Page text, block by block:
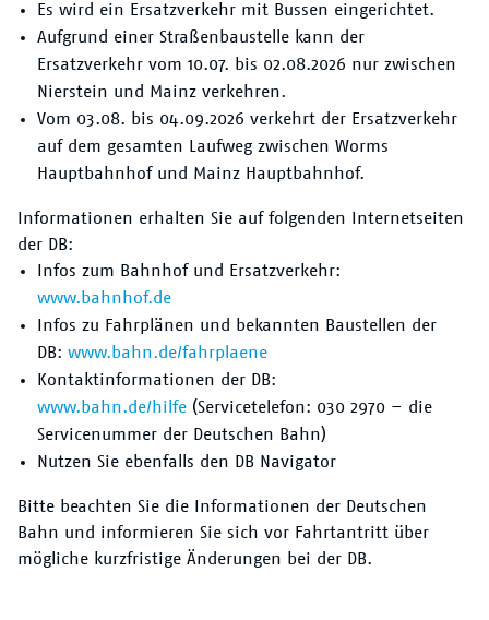
Es wird ein Ersatzverkehr mit Bussen eingerichtet.
Aufgrund einer Straßenbaustelle kann der
Ersatzverkehr vom 10.07. bis 02.08.2026 nur zwischen
Nierstein und Mainz verkehren.
Vom 03.08. bis 04.09.2026 verkehrt der Ersatzverkehr
auf dem gesamten Laufweg zwischen Worms
Hauptbahnhof und Mainz Hauptbahnhof.
Informationen erhalten Sie auf folgenden Internetseiten
der DB:
Infos zum Bahnhof und Ersatzverkehr:
www.bahnhof.de
Infos zu Fahrplänen und bekannten Baustellen der
DB: www.bahn.de/fahrplaene
Kontaktinformationen der DB:
www.bahn.de/hilfe(Servicetelefon: 030 2970 – die
Servicenummer der Deutschen Bahn)
Nutzen Sie ebenfalls den DB Navigator
Bitte beachten Sie die Informationen der Deutschen
Bahn und informieren Sie sich vor Fahrtantritt über
mögliche kurzfristige Änderungen bei der DB.